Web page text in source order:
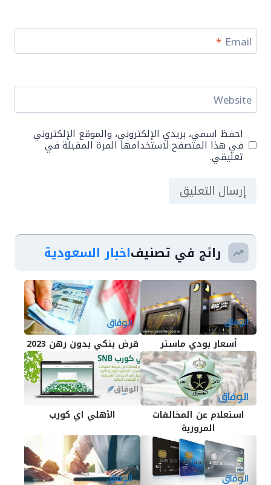
Email
*
Website
احفظ اسمي، بريدي الإلكتروني، والموقع الإلكتروني
في هذا المتصفح لاستخدامها المرة المقبلة في
تعليقي.
رائج في تصنيفاخبار السعودية
أسعار بودي ماستر قرض بنكي بدون رهن 2023
استعلام عن المخالفات
المرورية
الأهلي اي كورب